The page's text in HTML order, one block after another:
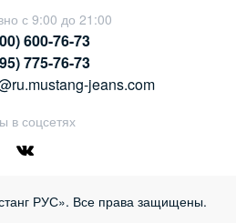
с 9:00 до 21:00
600-76-73
775-76-73
jeans.com
в соцсетях
РУС». Все права защищены.